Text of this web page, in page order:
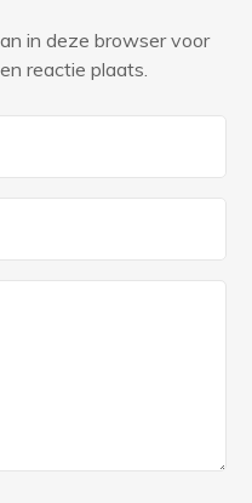
in deze browser voor
reactie plaats.